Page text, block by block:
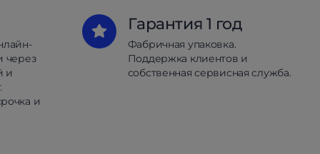
через
и
и
Гарантия 1 год
Фабричная упаковка.
Поддержка клиентов и
собственная сервисная служба.